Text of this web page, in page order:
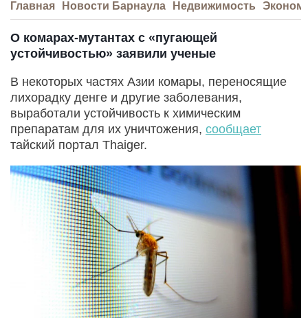
Главная Новости Барнаула Недвижимость
О комарах-мутантах с «пугающей
устойчивостью» заявили ученые
В некоторых частях Азии комары, переносящие
лихорадку денге и другие заболевания,
выработали устойчивость к химическим
препаратам для их уничтожения, сообщает
тайский портал Thaiger.